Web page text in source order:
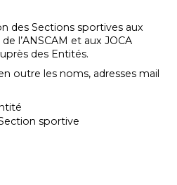
des Sections sportives aux
l’ANSCAM et aux JOCA
des Entités.
outre les noms, adresses mail
sportive